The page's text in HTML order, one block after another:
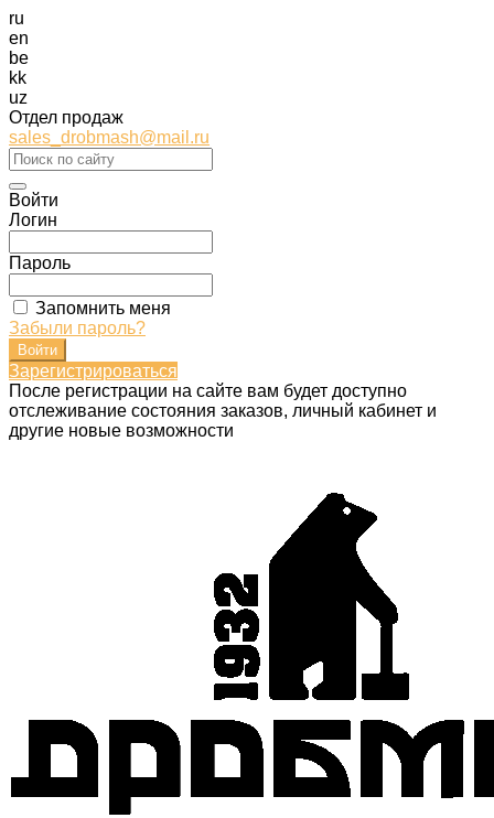
ru
en
be
kk
uz
Отдел продаж
sales_drobmash@mail.ru
Войти
Логин
Пароль
Запомнить меня
Забыли пароль?
Зарегистрироваться
После регистрации на сайте вам будет доступно
отслеживание состояния заказов, личный кабинет и
другие новые возможности